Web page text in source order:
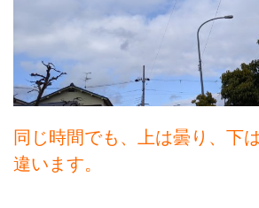
同じ時間でも、上は曇り、下
違います。